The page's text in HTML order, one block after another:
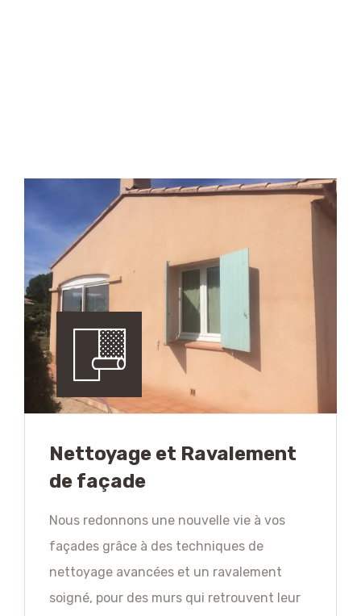
Nettoyage et Ravalement
de façade
Nous redonnons une nouvelle vie à vos
façades grâce à des techniques de
nettoyage avancées et un ravalement
soigné, pour des murs qui retrouvent leur